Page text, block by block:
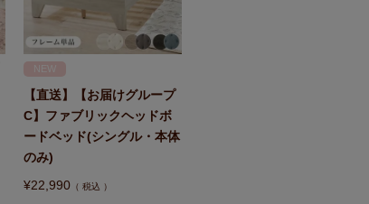
NEW
【直送】【お届けグループ
C】ファブリックヘッドボ
ードベッド(シングル・本体
のみ)
¥22,990 税込